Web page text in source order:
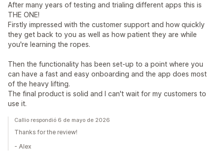
After many years of testing and trialing different apps this is
THE ONE!
Firstly impressed with the customer support and how quickly
they get back to you as well as how patient they are while
you're learning the ropes.
Then the functionality has been set-up to a point where you
can have a fast and easy onboarding and the app does most
of the heavy lifting.
The final product is solid and I can't wait for my customers to
use it.
Callio respondió 6 de mayo de 2026
Thanks for the review!
- Alex